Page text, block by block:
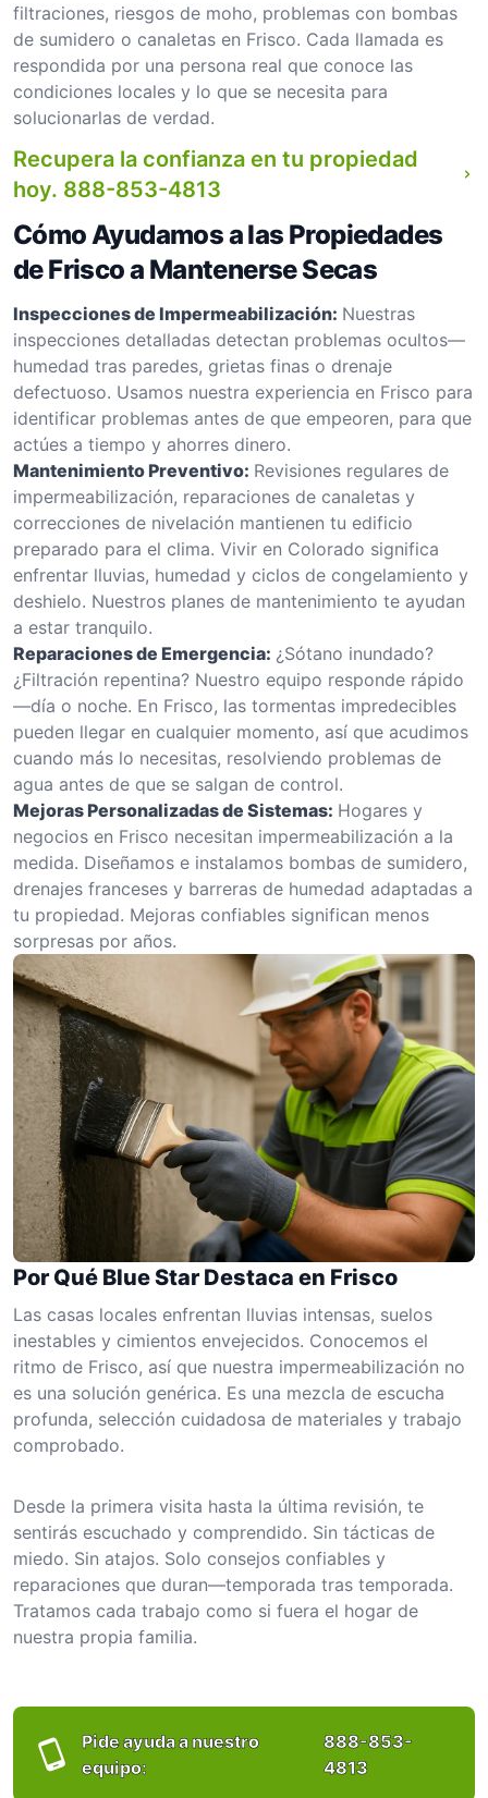
filtraciones, riesgos de moho, problemas con bombas
de sumidero o canaletas en Frisco. Cada llamada es
respondida por una persona real que conoce las
condiciones locales y lo que se necesita para
solucionarlas de verdad.
Recupera la confianza en tu propiedad
hoy. 888-853-4813
Cómo Ayudamos a las Propiedades
de Frisco a Mantenerse Secas
Inspecciones de Impermeabilización: Nuestras
inspecciones detalladas detectan problemas ocultos—
humedad tras paredes, grietas finas o drenaje
defectuoso. Usamos nuestra experiencia en Frisco para
identificar problemas antes de que empeoren, para que
actúes a tiempo y ahorres dinero.
Mantenimiento Preventivo: Revisiones regulares de
impermeabilización, reparaciones de canaletas y
correcciones de nivelación mantienen tu edificio
preparado para el clima. Vivir en Colorado significa
enfrentar lluvias, humedad y ciclos de congelamiento y
deshielo. Nuestros planes de mantenimiento te ayudan
a estar tranquilo.
Reparaciones de Emergencia: ¿Sótano inundado?
¿Filtración repentina? Nuestro equipo responde rápido
—día o noche. En Frisco, las tormentas impredecibles
pueden llegar en cualquier momento, así que acudimos
cuando más lo necesitas, resolviendo problemas de
agua antes de que se salgan de control.
Mejoras Personalizadas de Sistemas: Hogares y
negocios en Frisco necesitan impermeabilización a la
medida. Diseñamos e instalamos bombas de sumidero,
drenajes franceses y barreras de humedad adaptadas a
tu propiedad. Mejoras confiables significan menos
sorpresas por años.
Por Qué Blue Star Destaca en Frisco
Las casas locales enfrentan lluvias intensas, suelos
inestables y cimientos envejecidos. Conocemos el
ritmo de Frisco, así que nuestra impermeabilización no
es una solución genérica. Es una mezcla de escucha
profunda, selección cuidadosa de materiales y trabajo
comprobado.
Desde la primera visita hasta la última revisión, te
sentirás escuchado y comprendido. Sin tácticas de
miedo. Sin atajos. Solo consejos confiables y
reparaciones que duran—temporada tras temporada.
Tratamos cada trabajo como si fuera el hogar de
nuestra propia familia.
Pide ayuda a nuestro
equipo:
888-853-
4813